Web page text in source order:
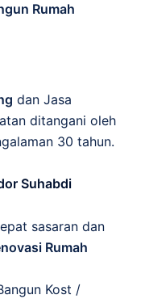
Rumah
dan Jasa
ditangani oleh
30 tahun.
Suhabdi
sasaran dan
Rumah
Kost /